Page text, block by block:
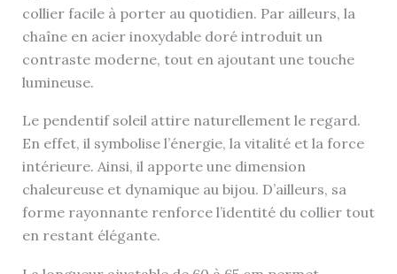
collier facile à porter au quotidien. Par ailleurs, la
chaîne en acier inoxydable doré introduit un
contraste moderne, tout en ajoutant une touche
lumineuse.
Le pendentif soleil attire naturellement le regard.
En effet, il symbolise l’énergie, la vitalité et la force
intérieure. Ainsi, il apporte une dimension
chaleureuse et dynamique au bijou. D’ailleurs, sa
forme rayonnante renforce l’identité du collier tout
en restant élégante.